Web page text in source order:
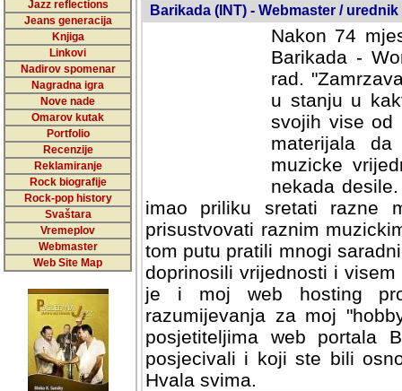
Jazz reflections
Jeans generacija
Knjiga
Linkovi
Nadirov spomenar
Nagradna igra
Nove nade
Omarov kutak
Portfolio
Recenzije
Reklamiranje
Rock biografije
Rock-pop history
Svaštara
Vremeplov
Webmaster
Web Site Map
Barikada (INT) - Webmaster / urednik
Nakon 74
Barikada -
rad.
u stanju u
svojih vise od
materijala
muzicke
nekada
imao priliku sretati razne
prisustvovati raznim
tom putu pratili mnogi
doprinosili vrijednosti i
je i moj web hosting
razumijevanja za moj
posjetiteljima web portala
posjecivali i koji ste bili
Hvala svima.